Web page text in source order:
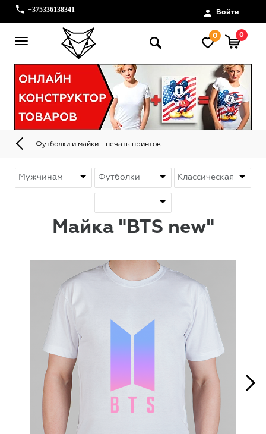
+375336138341 Войти
0 0
Футболки и майки - печать принтов
Майка "BTS new"